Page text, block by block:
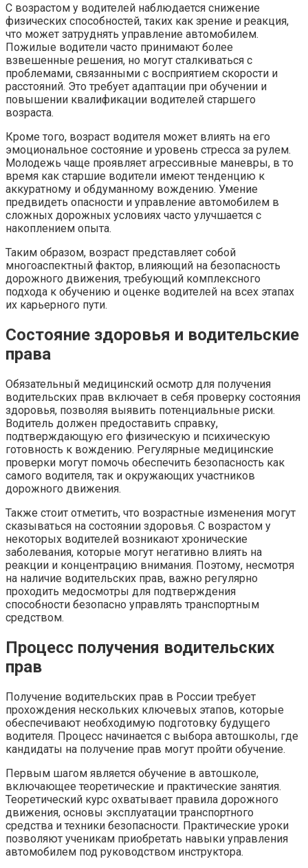
С возрастом у водителей наблюдается снижение
физических способностей, таких как зрение и реакция,
что может затруднять управление автомобилем.
Пожилые водители часто принимают более
взвешенные решения, но могут сталкиваться с
проблемами, связанными с восприятием скорости и
расстояний. Это требует адаптации при обучении и
повышении квалификации водителей старшего
возраста.
Кроме того, возраст водителя может влиять на его
эмоциональное состояние и уровень стресса за рулем.
Молодежь чаще проявляет агрессивные маневры, в то
время как старшие водители имеют тенденцию к
аккуратному и обдуманному вождению. Умение
предвидеть опасности и управление автомобилем в
сложных дорожных условиях часто улучшается с
накоплением опыта.
Таким образом, возраст представляет собой
многоаспектный фактор, влияющий на безопасность
дорожного движения, требующий комплексного
подхода к обучению и оценке водителей на всех этапах
их карьерного пути.
Состояние здоровья и водительские
права
Обязательный медицинский осмотр для получения
водительских прав включает в себя проверку состояния
здоровья, позволяя выявить потенциальные риски.
Водитель должен предоставить справку,
подтверждающую его физическую и психическую
готовность к вождению. Регулярные медицинские
проверки могут помочь обеспечить безопасность как
самого водителя, так и окружающих участников
дорожного движения.
Также стоит отметить, что возрастные изменения могут
сказываться на состоянии здоровья. С возрастом у
некоторых водителей возникают хронические
заболевания, которые могут негативно влиять на
реакции и концентрацию внимания. Поэтому, несмотря
на наличие водительских прав, важно регулярно
проходить медосмотры для подтверждения
способности безопасно управлять транспортным
средством.
Процесс получения водительских
прав
Получение водительских прав в России требует
прохождения нескольких ключевых этапов, которые
обеспечивают необходимую подготовку будущего
водителя. Процесс начинается с выбора автошколы, где
кандидаты на получение прав могут пройти обучение.
Первым шагом является обучение в автошколе,
включающее теоретические и практические занятия.
Теоретический курс охватывает правила дорожного
движения, основы эксплуатации транспортного
средства и техники безопасности. Практические уроки
позволяют ученикам приобретать навыки управления
автомобилем под руководством инструктора.